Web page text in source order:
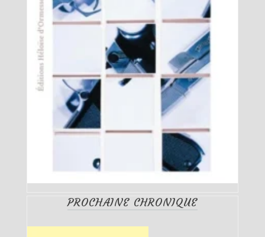
PROCHAINE CHRONIQUE